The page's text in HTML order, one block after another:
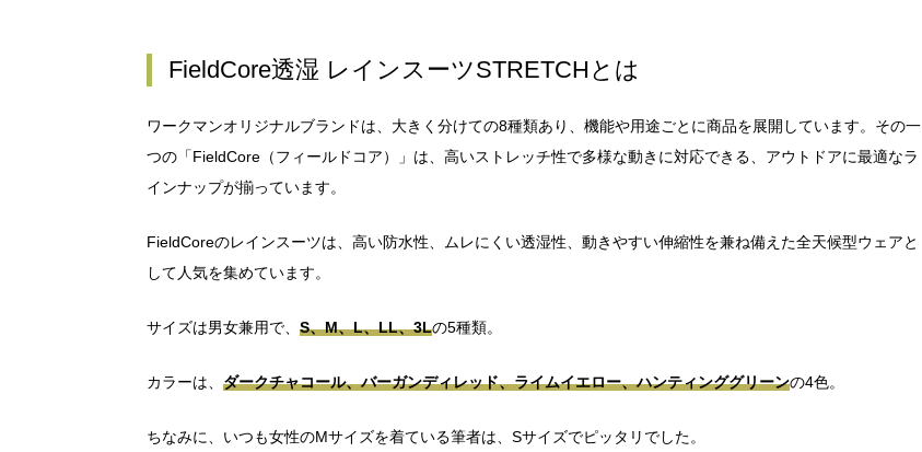
FieldCore透湿 レインスーツSTRETCHとは
ワークマンオリジナルブランドは、大きく分けての8種類あり、機能や用途ごとに商品を展開しています。その一
つの「FieldCore（フィールドコア）」は、高いストレッチ性で多様な動きに対応できる、アウトドアに最適なラ
インナップが揃っています。
FieldCoreのレインスーツは、高い防水性、ムレにくい透湿性、動きやすい伸縮性を兼ね備えた全天候型ウェアと
して人気を集めています。
サイズは男女兼用で、 S、M、L、LL、3Lの5種類。
カラーは、 ダークチャコール、バーガンディレッド、ライムイエロー、ハンティンググリーンの4色。
ちなみに、いつも女性のMサイズを着ている筆者は、Sサイズでピッタリでした。